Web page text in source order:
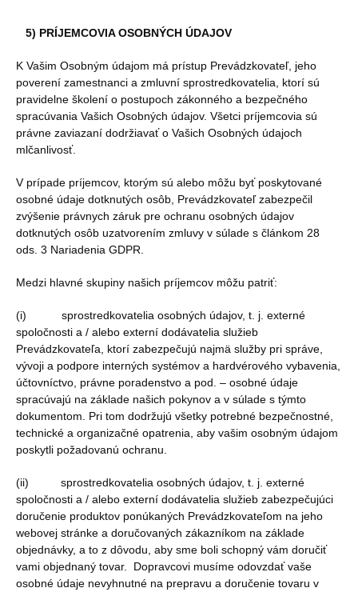
5) PRÍJEMCOVIA OSOBNÝCH ÚDAJOV
K Vašim Osobným údajom má prístup Prevádzkovateľ, jeho
poverení zamestnanci a zmluvní sprostredkovatelia, ktorí sú
pravidelne školení o postupoch zákonného a bezpečného
spracúvania Vašich Osobných údajov. Všetci príjemcovia sú
právne zaviazaní dodržiavať o Vašich Osobných údajoch
mlčanlivosť.
V prípade príjemcov, ktorým sú alebo môžu byť poskytované
osobné údaje dotknutých osôb, Prevádzkovateľ zabezpečil
zvýšenie právnych záruk pre ochranu osobných údajov
dotknutých osôb uzatvorením zmluvy v súlade s článkom 28
ods. 3 Nariadenia GDPR.
Medzi hlavné skupiny našich príjemcov môžu patriť:
(i) sprostredkovatelia osobných údajov, t. j. externé
spoločnosti a / alebo externí dodávatelia služieb
Prevádzkovateľa, ktorí zabezpečujú najmä služby pri správe,
vývoji a podpore interných systémov a hardvérového vybavenia,
účtovníctvo, právne poradenstvo a pod. – osobné údaje
spracúvajú na základe našich pokynov a v súlade s týmto
dokumentom. Pri tom dodržujú všetky potrebné bezpečnostné,
technické a organizačné opatrenia, aby vašim osobným údajom
poskytli požadovanú ochranu.
(ii) sprostredkovatelia osobných údajov, t. j. externé
spoločnosti a / alebo externí dodávatelia služieb zabezpečujúci
doručenie produktov ponúkaných Prevádzkovateľom na jeho
webovej stránke a doručovaných zákazníkom na základe
objednávky, a to z dôvodu, aby sme boli schopný vám doručiť
vami objednaný tovar. Dopravcovi musíme odovzdať vaše
osobné údaje nevyhnutné na prepravu a doručenie tovaru v